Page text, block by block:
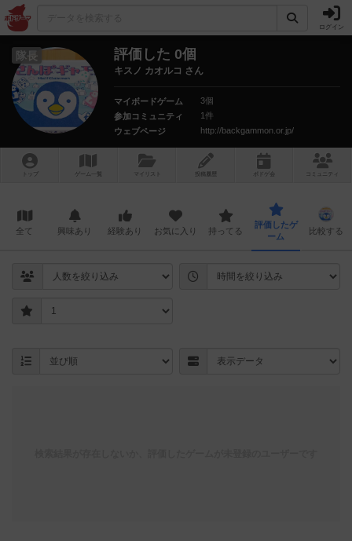
ログイン
隊長 評価した 0個
キスノ カオルコ さん
マイボードゲーム
3個
参加コミュニティ
1件
ウェブページ
http://backgammon.or.jp/
トップ ゲーム一覧 マイリスト 投稿履歴 ボ ドゲ コミュニティ
全て 興味あり 経験あり お気に入り 持ってる
評価したゲ
ーム
比較する